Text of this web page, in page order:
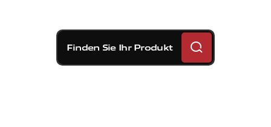
Finden Sie Ihr Produkt